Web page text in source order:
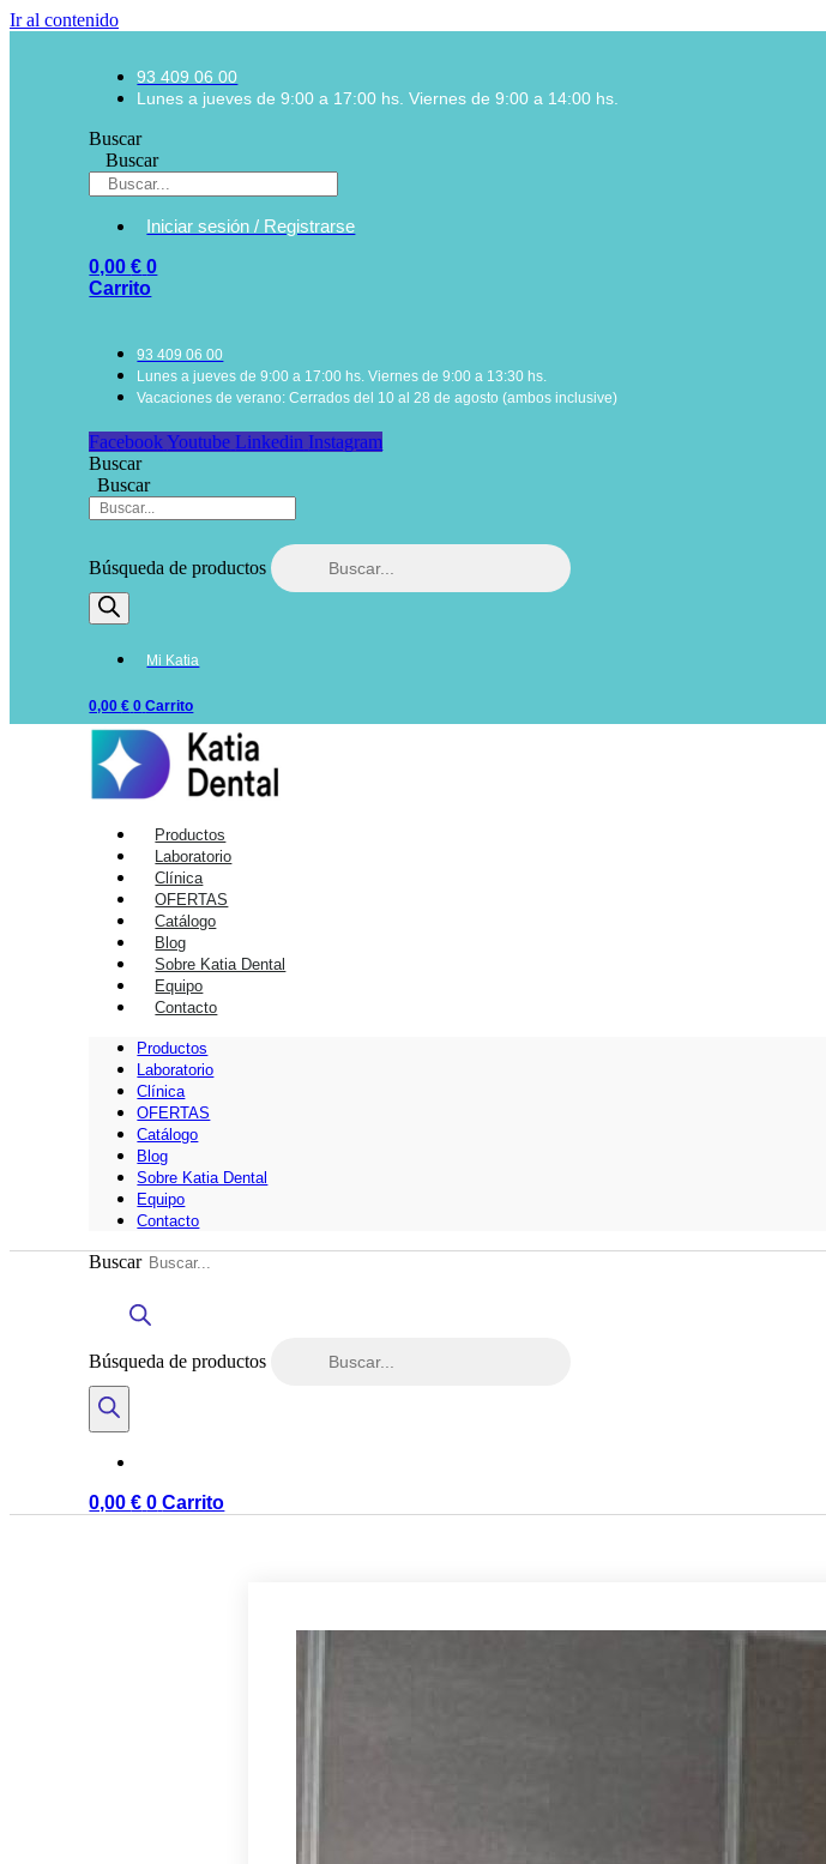
Ir al contenido
93 409 06 00
Lunes a jueves de 9:00 a 17:00 hs. Viernes de 9:00 a 14:00 hs.
Buscar
Buscar
Iniciar sesión / Registrarse
0,00€ 0
Carrito
93 409 06 00
Lunes a jueves de 9:00 a 17:00 hs. Viernes de 9:00 a 13:30 hs.
Vacaciones de verano: Cerrados del 10 al 28 de agosto (ambos inclusive)
Facebook Youtube Linkedin Instagram
Buscar
Buscar
Búsqueda de productos
Mi Katia
0,00€ 0 Carrito
Productos
Laboratorio
Clínica
OFERTAS
Catálogo
Blog
Sobre Katia Dental
Equipo
Contacto
Productos
Laboratorio
Clínica
OFERTAS
Catálogo
Blog
Sobre Katia Dental
Equipo
Contacto
Buscar
Búsqueda de productos
0,00€ 0 Carrito